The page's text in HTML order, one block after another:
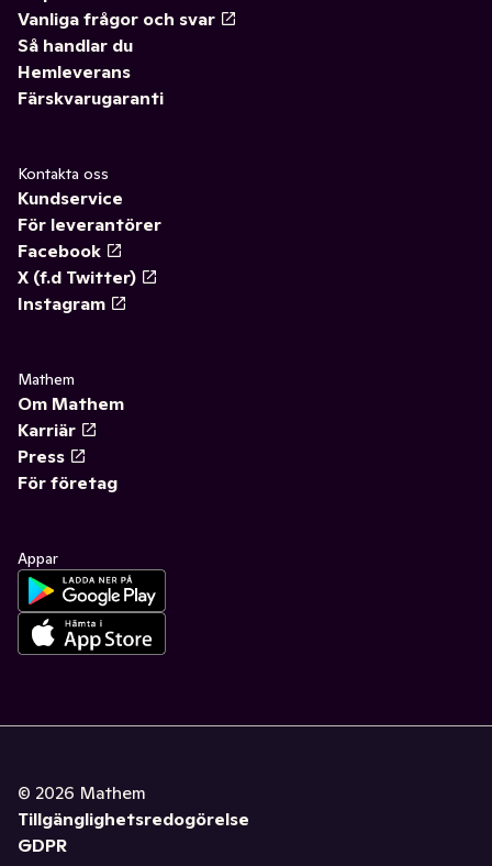
Vanliga frågor och svar
Så handlar du
Hemleverans
Färskvarugaranti
Kontakta oss
Kundservice
För leverantörer
Facebook
X (f.d Twitter)
Instagram
Mathem
Om Mathem
Karriär
Press
För företag
Appar
© 2026 Mathem
Tillgänglighetsredogörelse
GDPR